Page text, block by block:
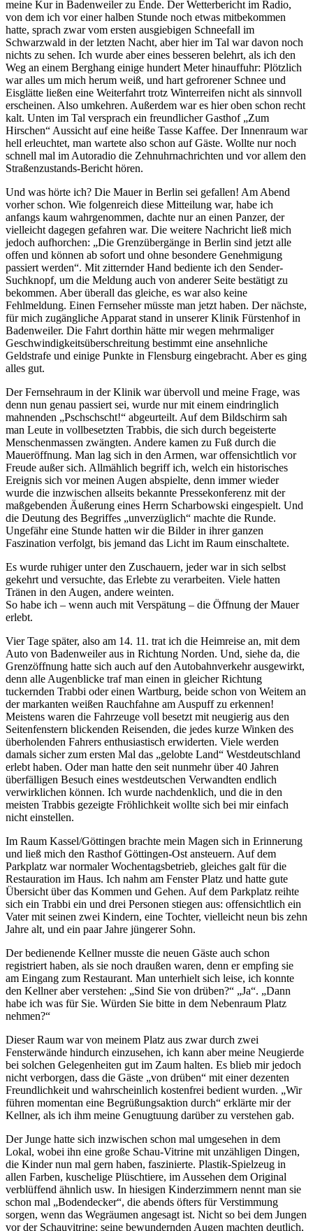
meine Kur in Badenweiler zu Ende. Der Wetterbericht im Radio,
von dem ich vor einer halben Stunde noch etwas mitbekommen
hatte, sprach zwar vom ersten ausgiebigen Schneefall im
Schwarzwald in der letzten Nacht, aber hier im Tal war davon noch
nichts zu sehen. Ich wurde aber eines besseren belehrt, als ich den
Weg an einem Berghang einige hundert Meter hinauffuhr: Plötzlich
war alles um mich herum weiß, und hart gefrorener Schnee und
Eisglätte ließen eine Weiterfahrt trotz Winterreifen nicht als sinnvoll
erscheinen. Also umkehren. Außerdem war es hier oben schon recht
kalt. Unten im Tal versprach ein freundlicher Gasthof
Zum
Hirschen
Aussicht auf eine heiße Tasse Kaffee. Der Innenraum war
hell erleuchtet, man wartete also schon auf Gäste. Wollte nur noch
schnell mal im Autoradio die Zehnuhrnachrichten und vor allem den
Straßenzustands-Bericht hören.
Und was hörte ich? Die Mauer in Berlin sei gefallen! Am Abend
vorher schon. Wie folgenreich diese Mitteilung war, habe ich
anfangs kaum wahrgenommen, dachte nur an einen Panzer, der
vielleicht dagegen gefahren war. Die weitere Nachricht ließ mich
jedoch aufhorchen:
Die Grenzübergänge in Berlin sind jetzt alle
offen und können ab sofort und ohne besondere Genehmigung
passiert werden . Mit zitternder Hand bediente ich den Sender-
Suchknopf, um die Meldung auch von anderer Seite bestätigt zu
bekommen. Aber überall das gleiche, es war also keine
Fehlmeldung. Einen Fernseher müsste man jetzt haben. Der nächste,
für mich zugängliche Apparat stand in unserer Klinik Fürstenhof in
Badenweiler. Die Fahrt dorthin hätte mir wegen mehrmaliger
Geschwindigkeitsüberschreitung bestimmt eine ansehnliche
Geldstrafe und einige Punkte in Flensburg eingebracht. Aber es ging
alles gut.
Der Fernsehraum in der Klinik war übervoll und meine Frage, was
denn nun genau passiert sei, wurde nur mit einem eindringlich
mahnenden
Pschschscht!
abgeurteilt. Auf dem Bildschirm sah
man Leute in vollbesetzten Trabbis, die sich durch begeisterte
Menschenmassen zwängten. Andere kamen zu Fuß durch die
Maueröffnung. Man lag sich in den Armen, war offensichtlich vor
Freude außer sich. Allmählich begriff ich, welch ein historisches
Ereignis sich vor meinen Augen abspielte, denn immer wieder
wurde die inzwischen allseits bekannte Pressekonferenz mit der
maßgebenden Äußerung eines Herrn Scharbowski eingespielt. Und
die Deutung des Begriffes
unverzüglich
machte die Runde.
Ungefähr eine Stunde hatten wir die Bilder in ihrer ganzen
Faszination verfolgt, bis jemand das Licht im Raum einschaltete.
Es wurde ruhiger unter den Zuschauern, jeder war in sich selbst
gekehrt und versuchte, das Erlebte zu verarbeiten. Viele hatten
Tränen in den Augen, andere weinten.
So habe ich – wenn auch mit Verspätung – die Öffnung der Mauer
erlebt.
Vier Tage später, also am 14. 11. trat ich die Heimreise an, mit dem
Auto von Badenweiler aus in Richtung Norden. Und, siehe da, die
Grenzöffnung hatte sich auch auf den Autobahnverkehr ausgewirkt,
denn alle Augenblicke traf man einen in gleicher Richtung
tuckernden Trabbi oder einen Wartburg, beide schon von Weitem an
der markanten weißen Rauchfahne am Auspuff zu erkennen!
Meistens waren die Fahrzeuge voll besetzt mit neugierig aus den
Seitenfenstern blickenden Reisenden, die jedes kurze Winken des
überholenden Fahrers enthusiastisch erwiderten. Viele werden
damals sicher zum ersten Mal das
gelobte Land
Westdeutschland
erlebt haben. Oder man hatte den seit nunmehr über 40 Jahren
überfälligen Besuch eines westdeutschen Verwandten endlich
verwirklichen können. Ich wurde nachdenklich, und die in den
meisten Trabbis gezeigte Fröhlichkeit wollte sich bei mir einfach
nicht einstellen.
Im Raum Kassel/Göttingen brachte mein Magen sich in Erinnerung
und ließ mich den Rasthof Göttingen-Ost ansteuern. Auf dem
Parkplatz war normaler Wochentagsbetrieb, gleiches galt für die
Restauration im Haus. Ich nahm am Fenster Platz und hatte gute
Übersicht über das Kommen und Gehen. Auf dem Parkplatz reihte
sich ein Trabbi ein und drei Personen stiegen aus: offensichtlich ein
Vater mit seinen zwei Kindern, eine Tochter, vielleicht neun bis zehn
Jahre alt, und ein paar Jahre jüngerer Sohn.
Der bedienende Kellner musste die neuen Gäste auch schon
registriert haben, als sie noch draußen waren, denn er empfing sie
am Eingang zum Restaurant. Man unterhielt sich leise, ich konnte
den Kellner aber verstehen:
Sind Sie von drüben? Ja .
Dann
habe ich was für Sie. Würden Sie bitte in dem Nebenraum Platz
nehmen?
Dieser Raum war von meinem Platz aus zwar durch zwei
Fensterwände hindurch einzusehen, ich kann aber meine Neugierde
bei solchen Gelegenheiten gut im Zaum halten. Es blieb mir jedoch
nicht verborgen, dass die Gäste
von drüben
mit einer dezenten
Freundlichkeit und wahrscheinlich kostenfrei bedient wurden.
Wir
führen momentan eine Begrüßungsaktion durch
erklärte mir der
Kellner, als ich ihm meine Genugtuung darüber zu verstehen gab.
Der Junge hatte sich inzwischen schon mal umgesehen in dem
Lokal, wobei ihn eine große Schau-Vitrine mit unzähligen Dingen,
die Kinder nun mal gern haben, faszinierte. Plastik-Spielzeug in
allen Farben, kuschelige Plüschtiere, im Aussehen dem Original
verblüffend ähnlich usw. In hiesigen Kinderzimmern nennt man sie
schon mal
Bodendecker , die abends öfters für Verstimmung
sorgen, wenn das Wegräumen angesagt ist. Nicht so bei dem Jungen
vor der Schauvitrine: seine bewundernden Augen machten deutlich,